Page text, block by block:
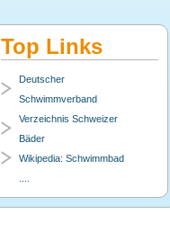
Top Links
Deutscher
Schwimmverband
Verzeichnis Schweizer
Bäder
Wikipedia: Schwimmbad